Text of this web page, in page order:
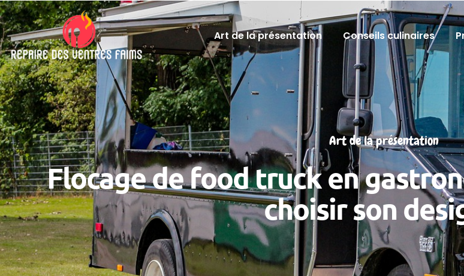
Art de la présentation Conseils culinaires
Art de la présentation
Flocage de food truck en
choisir son